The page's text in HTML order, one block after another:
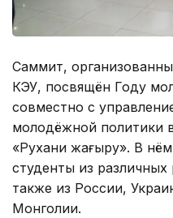
Саммит,
КЭУ, посвящён Году
совместно с
молодёжной политики
«Рухани жаңғыру». В
студенты из различных
также из России,
Монголии.